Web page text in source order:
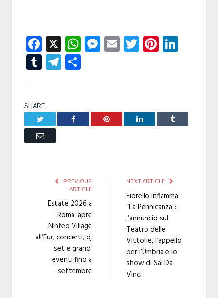
Facebook
X WhatsApp
Messenger
EmailTwitter
TumblrTelegram
SHARE.
Facebook Pinterest LinkedIn Tumblr
Email
PREVIOUS
ARTICLE
Estate 2026 a
Roma: apre
Ninfeo Village
all’Eur, concerti, dj
set e grandi
eventi fino a
settembre
NEXT ARTICLE
Fiorello infiamma
“La Pennicanza”:
l’annuncio sul
Teatro delle
Vittorie, l’appello
per l’Umbria e lo
show di Sal Da
Vinci